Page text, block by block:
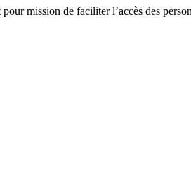
mission de faciliter l’accès des